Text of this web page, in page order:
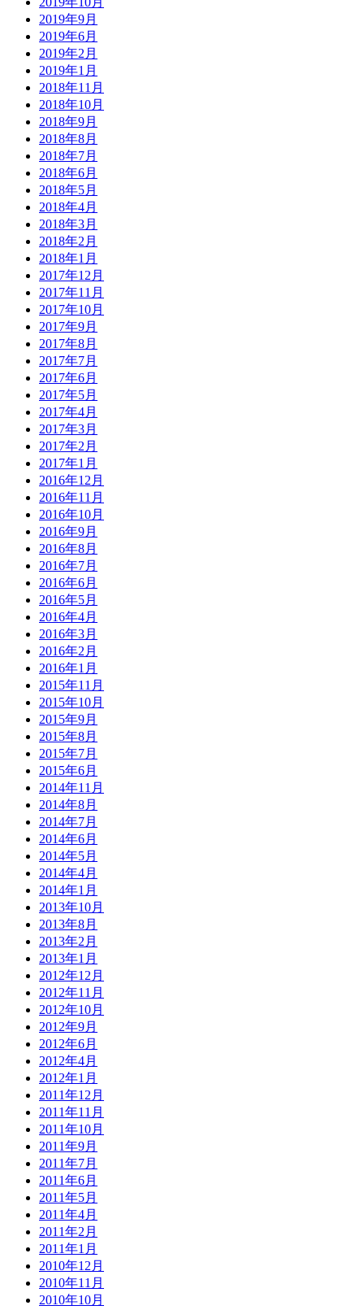
2019年9月
2019年6月
2019年2月
2019年1月
2018年11月
2018年10月
2018年9月
2018年8月
2018年7月
2018年6月
2018年5月
2018年4月
2018年3月
2018年2月
2018年1月
2017年12月
2017年11月
2017年10月
2017年9月
2017年8月
2017年7月
2017年6月
2017年5月
2017年4月
2017年3月
2017年2月
2017年1月
2016年12月
2016年11月
2016年10月
2016年9月
2016年8月
2016年7月
2016年6月
2016年5月
2016年4月
2016年3月
2016年2月
2016年1月
2015年11月
2015年10月
2015年9月
2015年8月
2015年7月
2015年6月
2014年11月
2014年8月
2014年7月
2014年6月
2014年5月
2014年4月
2014年1月
2013年10月
2013年8月
2013年2月
2013年1月
2012年12月
2012年11月
2012年10月
2012年9月
2012年6月
2012年4月
2012年1月
2011年12月
2011年11月
2011年10月
2011年9月
2011年7月
2011年6月
2011年5月
2011年4月
2011年2月
2011年1月
2010年12月
2010年11月
2010年10月